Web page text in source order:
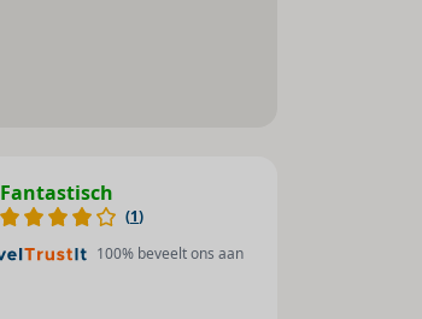
Fantastisch
(1)
100% beveelt ons aan